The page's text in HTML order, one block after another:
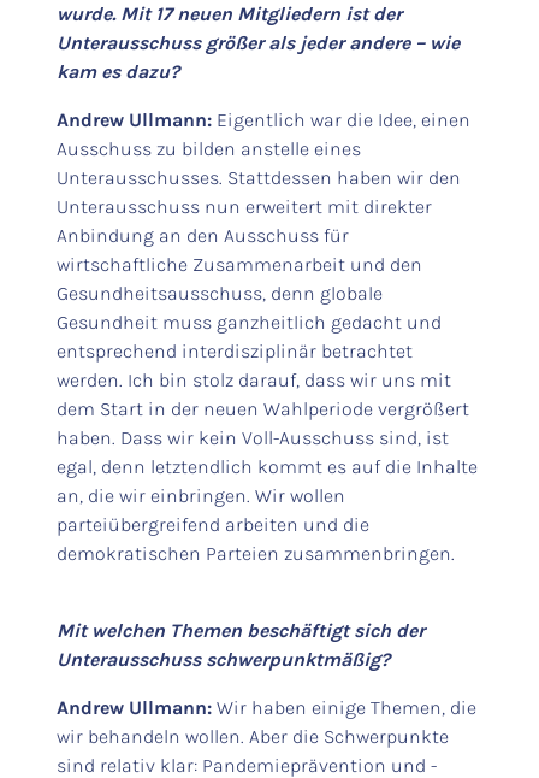
wurde. Mit 17 neuen Mitgliedern ist der
Unterausschuss größer als jeder andere – wie
kam es dazu?
Andrew Ullmann: Eigentlich war die Idee, einen
Ausschuss zu bilden anstelle eines
Unterausschusses. Stattdessen haben wir den
Unterausschuss nun erweitert mit direkter
Anbindung an den Ausschuss für
wirtschaftliche Zusammenarbeit und den
Gesundheitsausschuss, denn globale
Gesundheit muss ganzheitlich gedacht und
entsprechend interdisziplinär betrachtet
werden. Ich bin stolz darauf, dass wir uns mit
dem Start in der neuen Wahlperiode vergrößert
haben. Dass wir kein Voll-Ausschuss sind, ist
egal, denn letztendlich kommt es auf die Inhalte
an, die wir einbringen. Wir wollen
parteiübergreifend arbeiten und die
demokratischen Parteien zusammenbringen.
Mit welchen Themen beschäftigt sich der
Unterausschuss schwerpunktmäßig?
Andrew Ullmann: Wir haben einige Themen, die
wir behandeln wollen. Aber die Schwerpunkte
sind relativ klar: Pandemieprävention und -